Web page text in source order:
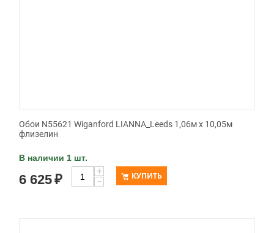
Обои N55621 Wiganford LIANNA_Leeds 1,06м х 10,05м
флизелин
В наличии 1 шт.
6 625₽
+
−
КУПИТЬ